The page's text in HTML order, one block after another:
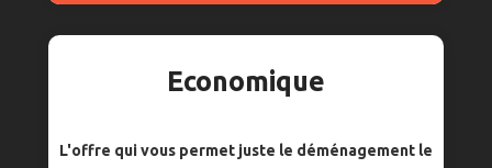
Economique
L'offre qui vous permet juste le déménagement le